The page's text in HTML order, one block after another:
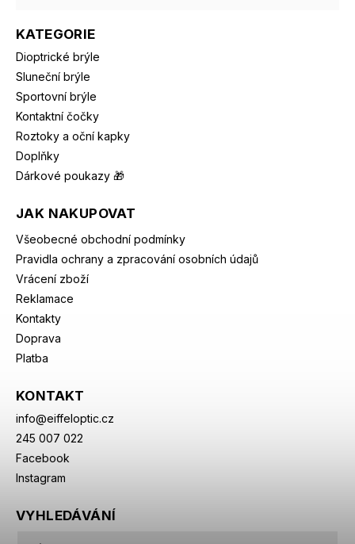
KATEGORIE
Dioptrické brýle
Sluneční brýle
Sportovní brýle
Kontaktní čočky
Roztoky a oční kapky
Doplňky
Dárkové poukazy 🎁
JAK NAKUPOVAT
Všeobecné obchodní podmínky
Pravidla ochrany a zpracování osobních údajů
Vrácení zboží
Reklamace
Kontakty
Doprava
Platba
KONTAKT
info@eiffeloptic.cz
245 007 022
Facebook
Instagram
VYHLEDÁVÁNÍ